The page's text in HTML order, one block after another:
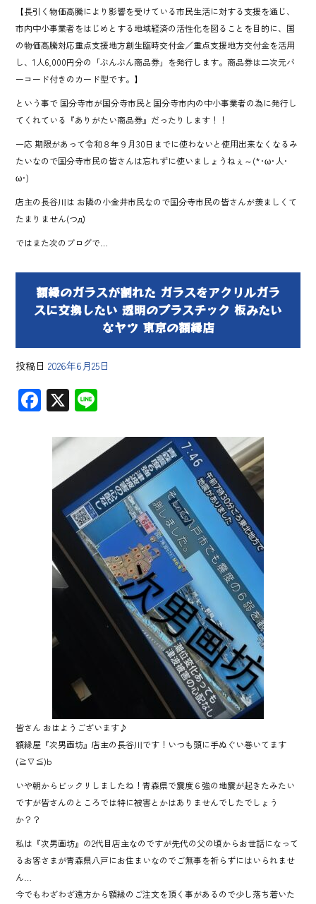
【長引く物価高騰により影響を受けている市民生活に対する支援を通じ、
市内中小事業者をはじめとする地域経済の活性化を図ることを目的に、国
の物価高騰対応重点支援地方創生臨時交付金／重点支援地方交付金を活用
し、1人6,000円分の「ぶんぶん商品券」を発行します。商品券は二次元バ
ーコード付きのカード型です。】
という事で 国分寺市が国分寺市民と国分寺市内の中小事業者の為に発行し
てくれている『ありがたい商品券』だったりします！！
一応 期限があって令和８年９月30日までに使わないと使用出来なくなるみ
たいなので国分寺市民の皆さんは忘れずに使いましょうねぇ～(*･ω･人･
ω･)
店主の長谷川は お隣の小金井市民なので国分寺市民の皆さんが羨ましくて
たまりません(つд`)
ではまた次のブログで…
額縁のガラスが割れた ガラスをアクリルガラ
スに交換したい 透明のプラスチック 板みたい
なヤツ 東京の額縁店
投稿日 2026年6月25日
F
e
o
ok
X
皆さん おはようございます♪
額縁屋『次男画坊』店主の長谷川です！いつも頭に手ぬぐい巻いてます
(≧∇≦)b
いや朝からビックリしましたね！青森県で震度６強の地震が起きたみたい
ですが皆さんのところでは特に被害とかはありませんでしたでしょう
か？？
私は『次男画坊』の2代目店主なのですが先代の父の頃からお世話になって
るお客さまが青森県八戸にお住まいなのでご無事を祈らずにはいられませ
ん…
今でもわざわざ遠方から額縁のご注文を頂く事があるので少し落ち着いた